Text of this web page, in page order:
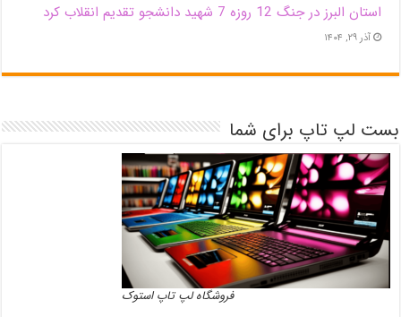
استان البرز در جنگ 12 روزه 7 شهید دانشجو تقدیم انقلاب کرد
آذر ۲۹, ۱۴۰۴
بست لپ تاپ برای شما
فروشگاه لپ تاپ استوک